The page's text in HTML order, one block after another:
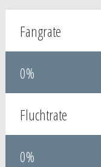
Fangrate
0%
Fluchtrate
0%